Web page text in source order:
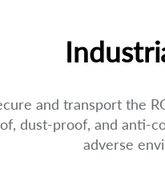
and transport the
dust-proof, and anti-
adverse